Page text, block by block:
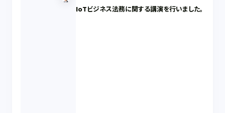
IoTビジネス法務に関する講演を行いました。